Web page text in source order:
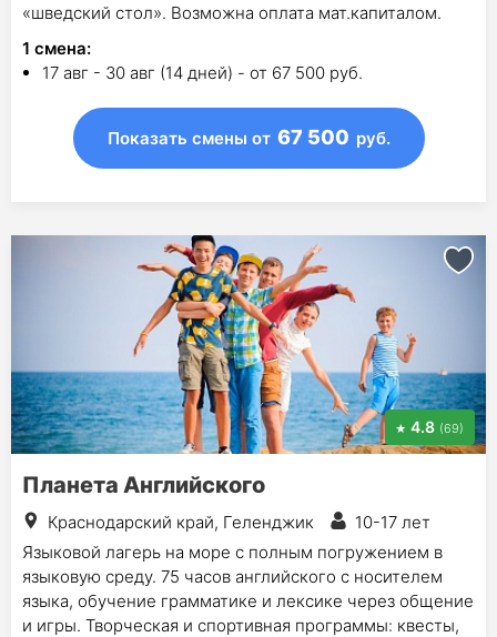
«шведский стол». Возможна оплата мат.капиталом.
1 смена:
17 авг - 30 авг (14 дней) - от 67 500 руб.
Показать смены от 67 500 руб.
4.8 (69)
Планета Английского
Краснодарский край, Геленджик
10-17 лет
Языковой лагерь на море с полным погружением в
языковую среду. 75 часов английского с носителем
языка, обучение грамматике и лексике через общение
и игры. Творческая и спортивная программы: квесты,